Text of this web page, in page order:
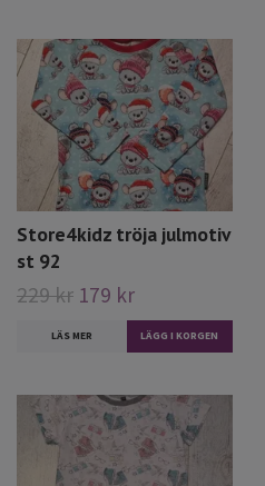
Store4kidz tröja julmotiv
st 92
229 kr 179 kr
LÄS MER